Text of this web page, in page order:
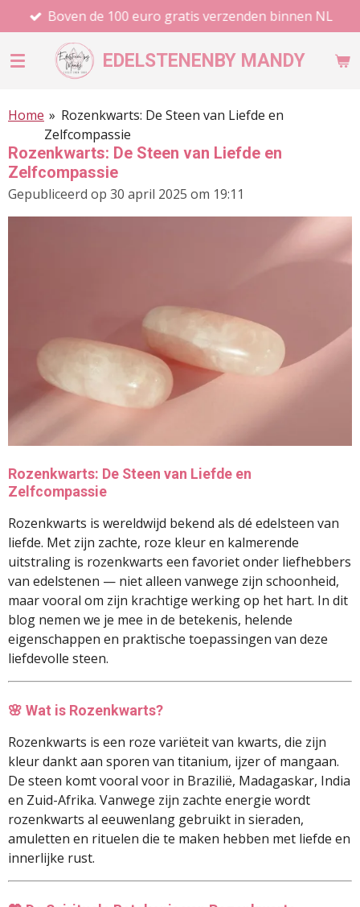
direct
naar
EDELSTENENBY MANDY
Boven de 100 euro gratis verzenden binnen NL
Home » Rozenkwarts: De Steen van Liefde en
Zelfcompassie
Rozenkwarts: De Steen van Liefde en
Zelfcompassie
Gepubliceerd op 30 april 2025 om 19:11
Rozenkwarts: De Steen van Liefde en
Zelfcompassie
Rozenkwarts is wereldwijd bekend als dé edelsteen van
liefde. Met zijn zachte, roze kleur en kalmerende
uitstraling is rozenkwarts een favoriet onder liefhebbers
van edelstenen — niet alleen vanwege zijn schoonheid,
maar vooral om zijn krachtige werking op het hart. In dit
blog nemen we je mee in de betekenis, helende
eigenschappen en praktische toepassingen van deze
liefdevolle steen.
🌸 Wat is Rozenkwarts?
Rozenkwarts is een roze variëteit van kwarts, die zijn
kleur dankt aan sporen van titanium, ijzer of mangaan.
De steen komt vooral voor in Brazilië, Madagaskar, India
en Zuid-Afrika. Vanwege zijn zachte energie wordt
rozenkwarts al eeuwenlang gebruikt in sieraden,
amuletten en rituelen die te maken hebben met liefde en
innerlijke rust.